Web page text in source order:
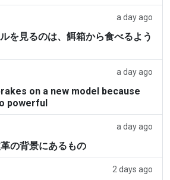
a day ago
を見るのは、餌箱から食べるよう
a day ago
on a new model because
powerful
a day ago
の背景にあるもの
2 days ago